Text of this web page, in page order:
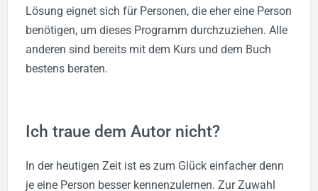
Lösung eignet sich für Personen, die eher eine Person
benötigen, um dieses Programm durchzuziehen. Alle
anderen sind bereits mit dem Kurs und dem Buch
bestens beraten.
Ich traue dem Autor nicht?
In der heutigen Zeit ist es zum Glück einfacher denn
je eine Person besser kennenzulernen. Zur Zuwahl